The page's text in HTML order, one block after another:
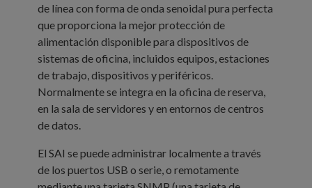
de línea con forma de onda senoidal pura perfecta
que proporciona la mejor protección de
alimentación disponible para dispositivos de
sistemas de oficina, incluidos equipos, estaciones
de trabajo, dispositivos y periféricos.
Normalmente se integra en la oficina de reserva,
en la sala de servidores y en entornos de centros
de datos.
El SAI se puede administrar localmente a través
de los puertos USB o serie, o remotamente